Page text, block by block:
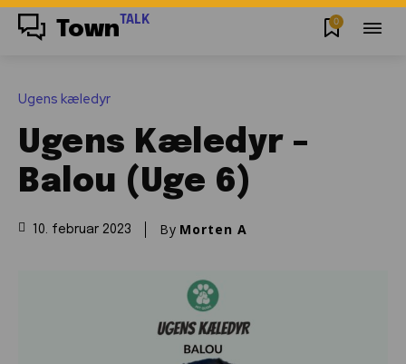
Town TALK 0
Ugens kæledyr
Ugens Kæledyr –
Balou (Uge 6)
10. februar 2023 By Morten A